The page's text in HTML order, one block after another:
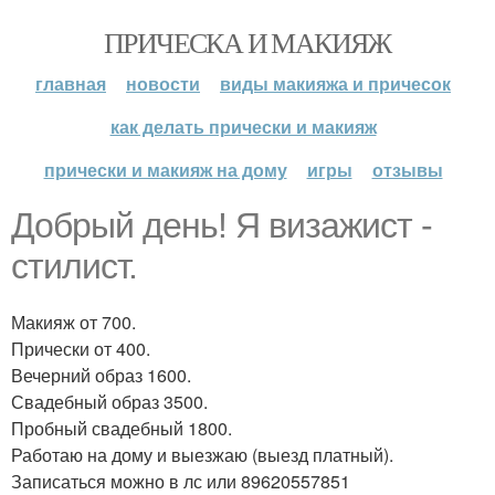
ПРИЧЕСКА И МАКИЯЖ
главная новости
виды макияжа и причесок
как делать прически и макияж
прически и макияж на дому
игры отзывы
Добрый день! Я визажист -
стилист.
Макияж от 700.
Прически от 400.
Вечерний образ 1600.
Свадебный образ 3500.
Пробный свадебный 1800.
Работаю на дому и выезжаю (выезд платный).
Записаться можно в лс или 89620557851